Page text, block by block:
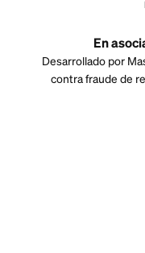
En
Desarrollado por
contra fraude de